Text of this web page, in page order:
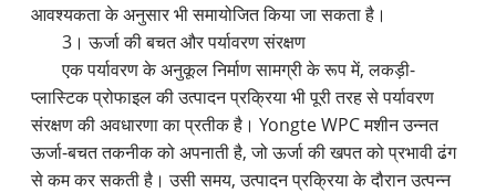
आवश्यकता के अनुसार भी समायोजित किया जा सकता है।
3। ऊर्जा की बचत और पर्यावरण संरक्षण
एक पर्यावरण के अनुकूल निर्माण सामग्री के रूप में, लकड़ी-
प्लास्टिक प्रोफाइल की उत्पादन प्रक्रिया भी पूरी तरह से पर्यावरण
संरक्षण की अवधारणा का प्रतीक है। Yongte WPC मशीन उन्नत
ऊर्जा-बचत तकनीक को अपनाती है, जो ऊर्जा की खपत को प्रभावी ढंग
से कम कर सकती है। उसी समय, उत्पादन प्रक्रिया के दौरान उत्पन्न